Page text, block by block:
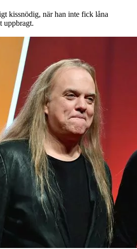
kissnödig, när han inte fick låna
uppbragt.